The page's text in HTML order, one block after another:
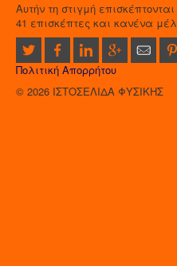
Αυτήν τη στιγμή
41 επισκέπτες και κανένα
Πολιτική Απορρήτου
© 2026 ΙΣΤΟΣΕΛΙΔΑ ΦΥΣΙΚΗΣ